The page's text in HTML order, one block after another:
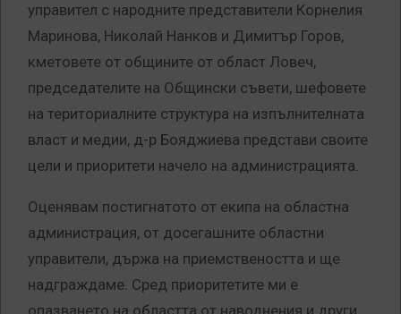
управител с народните представители Корнелия
Маринова, Николай Нанков и Димитър Горов,
кметовете от общините от област Ловеч,
председателите на Общински съвети, шефовете
на териториалните структура на изпълнителната
власт и медии, д-р Бояджиева представи своите
цели и приоритети начело на администрацията.
Оценявам постигнатото от екипа на областна
администрация, от досегашните областни
управители, държа на приемствеността и ще
надграждаме. Сред приоритетите ми е